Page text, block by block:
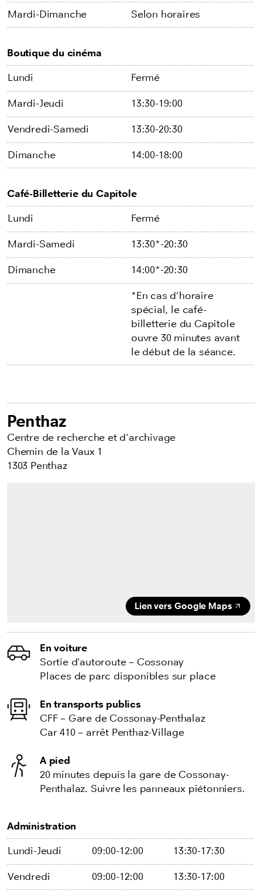
Mardi-Dimanche Selon horaires
Boutique du cinéma
Lundi
Fermé
Mardi-Jeudi 13:30-19:00
Vendredi-Samedi 13:30-20:30
Dimanche 14:00-18:00
Café-Billetterie du Capitole
Lundi
Fermé
Mardi-Samedi 13:30*-20:30
Dimanche 14:00*-20:30
*En cas d’horaire
spécial, le café-
billetterie du Capitole
ouvre 30 minutes avant
le début de la séance.
Penthaz
Centre de recherche et d'archivage
Chemin de la Vaux 1
1303 Penthaz
Lien vers Google Maps
En voiture
Sortie d’autoroute – Cossonay
Places de parc disponibles sur place
En transports publics
CFF – Gare de Cossonay-Penthalaz
Car 410 – arrêt Penthaz-Village
A pied
20 minutes depuis la gare de Cossonay-
Penthalaz. Suivre les panneaux piétonniers.
Administration
Lundi-Jeudi
09:00-12:00 13:30-17:30
Vendredi 09:00-12:00 13:30-17:00